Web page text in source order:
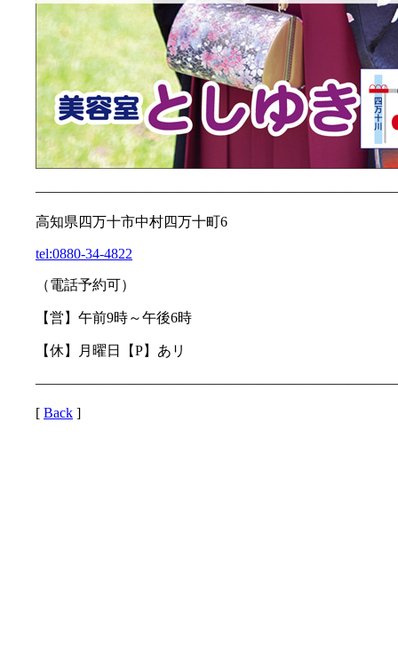
高知県四万十市中村四万十町6
tel:0880-34-4822
（電話予約可）
【営】午前9時～午後6時
【休】月曜日【P】あリ
[ Back ]